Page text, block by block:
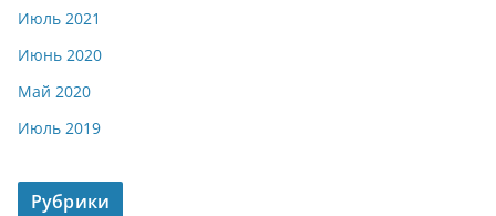
Июль 2021
Июнь 2020
Май 2020
Июль 2019
Рубрики